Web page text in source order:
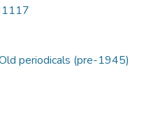
periodicals (pre-1945)